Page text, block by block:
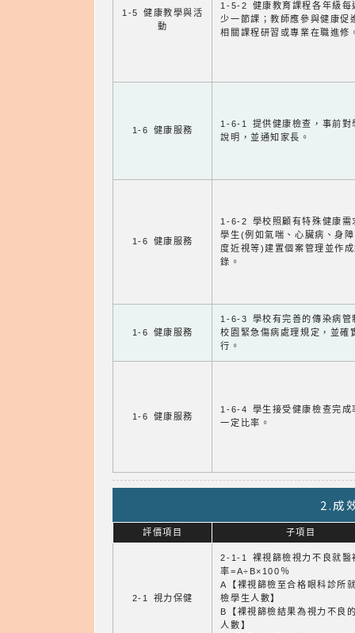
1-5 健康教學與活
動
1-5-2 健康教育課程各年級每
少一節課；教師應參與健康促
相關課程研習或專業在職進修
1-6 健康服務
1-6-1 提供健康檢查，事前對
說明，並通知家長。
1-6 健康服務
1-6-2 學校照顧有特殊健康需
學生(例如氣喘、心臟病、身
度近視等)建置個案管理並作
錄。
1-6 健康服務
1-6-3 學校有完善的傳染病管
校園緊急傷病處理規定，並確
行。
1-6 健康服務
1-6-4 學生接受健康檢查完成
一定比率。
2.成
評價項目 子項目
2-1 視力保健
2-1-1 裸視篩檢視力不良就醫
率=A÷B×100％
A【裸視篩檢至合格眼科診所
檢學生人數】
B【裸視篩檢結果為視力不良
人數】